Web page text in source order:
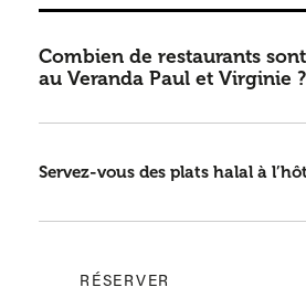
Combien de restaurants
au Veranda Paul et Virginie ?
Servez-vous des plats halal à
Prenez-vous en compte les
RÉSERVER